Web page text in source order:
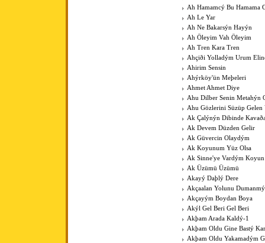
Ah Hamamcý Bu Hamama
Ah Le Yar
Ah Ne Bakarsýn Hayýn
Ah Öleyim Vah Öleyim
Ah Tren Kara Tren
Ahçiði Yolladým Urum
Ahirim Sensin
Ahýrköy'ün Meþeleri
Ahmet Ahmet Diye
Ahu Dilber Senin Metahýn
Ahu Gözlerini Süzüp Gelen
Ak Çalýnýn Dibinde
Ak Devem Düzden Gelir
Ak Güvercin Olaydým
Ak Koyunum Yüz Olsa
Ak Sinne'ye Vardým Koyun
Ak Üzümü Üzümü
Akayý Daþlý Dere
Akçaalan Yolunu
Akçayým Boydan Boya
Akýl Gel Beri Gel Beri
Akþam Arada Kaldý-1
Akþam Oldu Gine Bastý
Akþam Oldu Yakamadým